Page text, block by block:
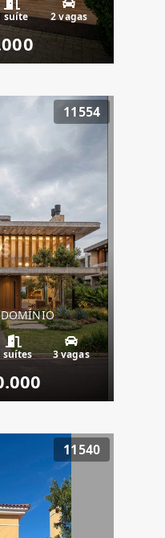
suíte 2 vagas
11554
suítes 3 vagas
11540